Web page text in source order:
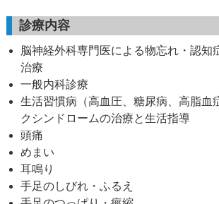
診療内容
脳神経外科専門医による物忘れ・認知
治療
一般内科診療
生活習慣病（高血圧、糖尿病、高脂血
クシンドロームの治療と生活指導
頭痛
めまい
耳鳴り
手足のしびれ・ふるえ